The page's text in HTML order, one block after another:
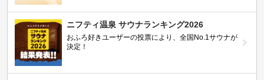
ニフティ温泉 サウナランキング2026
おふろ好きユーザーの投票により、全国No.1サウナが
決定！